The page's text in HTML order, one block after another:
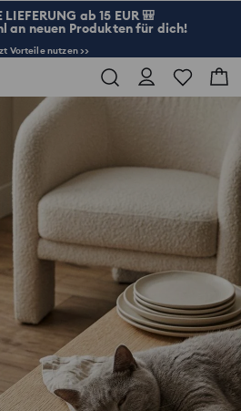
LIEFERUNG ab 15 EUR 🎒
an neuen Produkten für dich!
Vorteile nutzen >>